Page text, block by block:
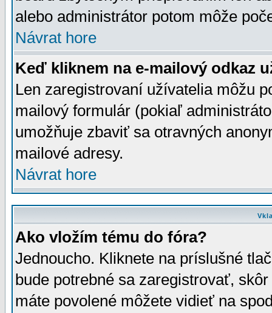
alebo administrátor potom môže
Návrat hore
Keď kliknem na e-mailový odkaz
Len zaregistrovaní užívatelia môžu
mailový formulár (pokiaľ
umožňuje zbaviť sa otravných
mailové adresy.
Návrat hore
Ako vložím tému do fóra?
Jednoucho. Kliknete na príslušné
bude potrebné sa zaregistrovať,
máte povolené môžete vidieť na